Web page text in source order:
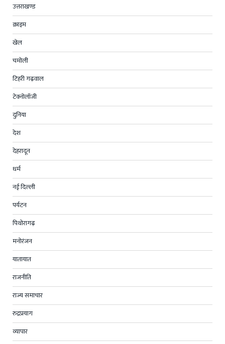
उत्तराखण्ड
क्राइम
खेल
चमोली
टिहरी गढ़वाल
टेक्नोलॉजी
दुनिया
देश
देहरादून
धर्म
नई दिल्ली
पर्यटन
पिथोरागढ़
मनोरंजन
यातायात
राजनीति
राज्य समाचार
रुद्रप्रयाग
व्यापार